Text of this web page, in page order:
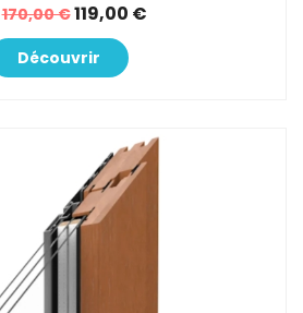
170,00 €119,00 €
Découvrir